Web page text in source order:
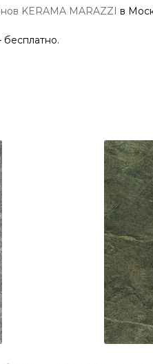
KERAMA MARAZZI в
бесплатно.